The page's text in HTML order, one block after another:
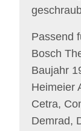
Passend
Bosch
Baujahr
Heimeier
Cetra,
Demrad,